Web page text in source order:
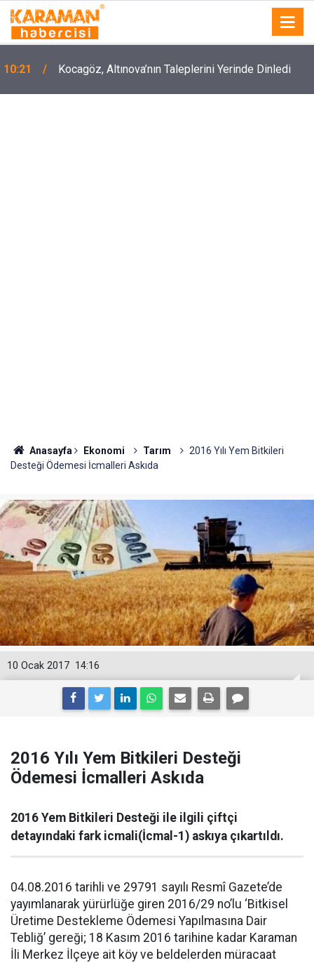
10:21 Kocagöz, Altınova’nın Taleplerini Yerinde Dinledi
Anasayfa Ekonomi Tarım
2016 Yılı Yem Bitkileri
Desteği Ödemesi İcmalleri Askıda
14:16
10 Ocak 2017
2016 Yılı Yem Bitkileri Desteği
Ödemesi İcmalleri Askıda
2016 Yem Bitkileri Desteği ile ilgili çiftçi
detayındaki fark icmali(İcmal-1) askıya çıkartıldı.
04.08.2016 tarihli ve 29791 sayılı Resmî Gazete’de
yayımlanarak yürürlüğe giren 2016/29 no’lu ‘Bitkisel
Üretime Destekleme Ödemesi Yapılmasına Dair
Tebliğ’ gereği; 18 Kasım 2016 tarihine kadar Karaman
İli Merkez İlçeye ait köy ve beldelerden müracaat